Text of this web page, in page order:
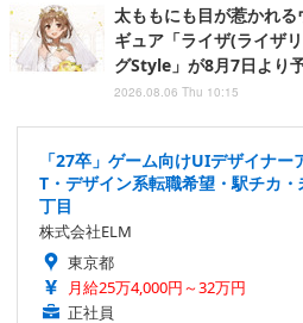
太ももにも目が惹かれ
ギュア「ライザ(ライザ
グStyle」が8月7日より
2026.08.06 Thu 10:15
「27卒」ゲーム向けUIデザイナ
T・デザイン系転職希望・駅チカ
丁目
株式会社ELM
東京都
月給25万4,000円～32万円
正社員